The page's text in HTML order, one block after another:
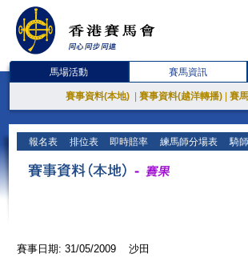
馬場活動 賽馬資訊
賽事資料(本地) 賽事資料(越洋轉播) 賽
報名表 排位表 即時賠率 練馬師分場表 騎
賽事日期: 31/05/2009 沙田